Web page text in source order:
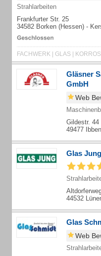
Strahlarbeiten
Frankfurter Str. 25
34582 Borken (Hessen) -
Gläsner
GmbH
Web
Gildestr. 44
49477
Glas
44532
Glas
Web